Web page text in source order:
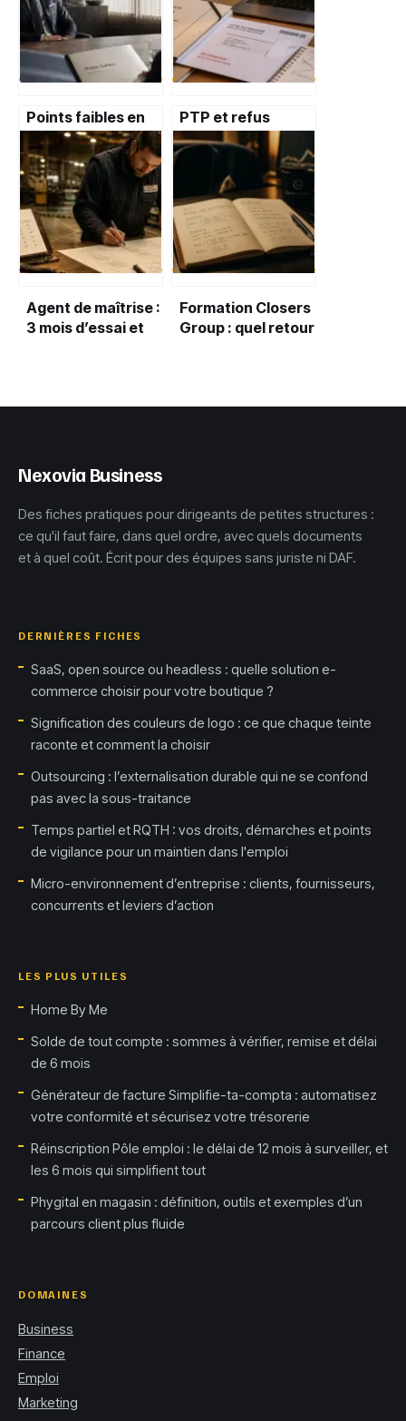
Points faibles en
entretien : 3
défauts à éviter et
15 exemples pour
convaincre
PTP et refus
employeur : les 2
seuls motifs
légaux et
comment réagir
Agent de maîtrise :
3 mois d’essai et
compromis idéal ?
Formation Closers
Group : quel retour
500 € ?
Nexovia Business
Des fiches pratiques pour dirigeants de petites structures :
ce qu'il faut faire, dans quel ordre, avec quels documents
et à quel coût. Écrit pour des équipes sans juriste ni DAF.
DERNIÈRES FICHES
SaaS, open source ou headless : quelle solution e-
commerce choisir pour votre boutique ?
Signification des couleurs de logo : ce que chaque teinte
raconte et comment la choisir
Outsourcing : l’externalisation durable qui ne se confond
pas avec la sous-traitance
Temps partiel et RQTH : vos droits, démarches et points
de vigilance pour un maintien dans l'emploi
Micro-environnement d’entreprise : clients, fournisseurs,
concurrents et leviers d’action
LES PLUS UTILES
Home By Me
Solde de tout compte : sommes à vérifier, remise et délai
de 6 mois
Générateur de facture Simplifie-ta-compta : automatisez
votre conformité et sécurisez votre trésorerie
Réinscription Pôle emploi : le délai de 12 mois à surveiller, et
les 6 mois qui simplifient tout
Phygital en magasin : définition, outils et exemples d’un
parcours client plus fluide
DOMAINES
Business
Finance
Emploi
Marketing